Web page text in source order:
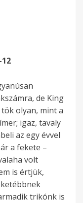
de King
olyan, mint a
igaz, tavaly
az egy évvel
a fekete –
volt
is értjük,
trikónk is